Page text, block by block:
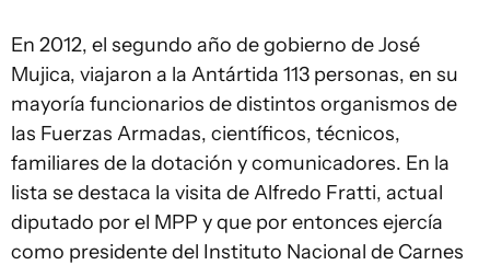
En 2012, el segundo año de gobierno de José
Mujica, viajaron a la Antártida 113 personas, en su
mayoría funcionarios de distintos organismos de
las Fuerzas Armadas, científicos, técnicos,
familiares de la dotación y comunicadores. En la
lista se destaca la visita de Alfredo Fratti, actual
diputado por el MPP y que por entonces ejercía
como presidente del Instituto Nacional de Carnes